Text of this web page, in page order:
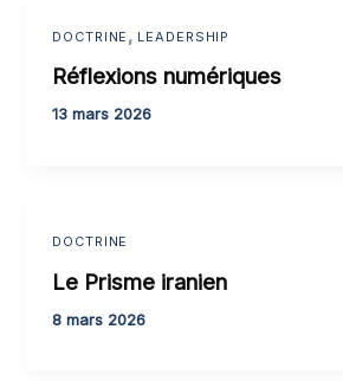
DOCTRINE , LEADERSHIP
Réflexions numériques
13 mars 2026
DOCTRINE
Le Prisme iranien
8 mars 2026